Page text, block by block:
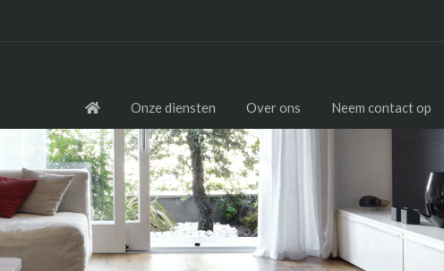
Onze diensten Over ons Neem contact op